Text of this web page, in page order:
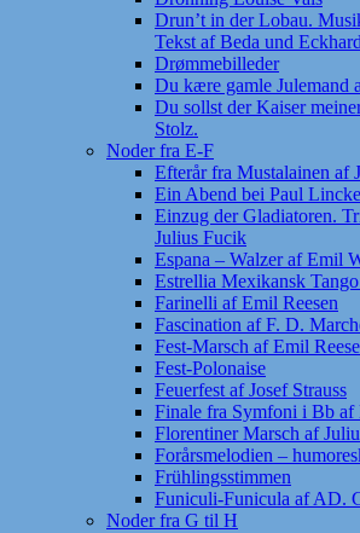
Drun’t in der Lobau.
Tekst af Beda und
Drømmebilleder
Du kære gamle Julemand
Du sollst der Kaiser
Stolz.
Noder fra E-F
Efterår fra Mustalainen af
Ein Abend bei Paul Lincke
Einzug der Gladiatoren.
Julius Fucik
Espana – Walzer af Emil
Estrellia Mexikansk Tango
Farinelli af Emil Reesen
Fascination af F. D.
Fest-Marsch af Emil
Fest-Polonaise
Feuerfest af Josef Strauss
Finale fra Symfoni i Bb af
Florentiner Marsch af
Forårsmelodien –
Frühlingsstimmen
Funiculi-Funicula af AD.
Noder fra G til H